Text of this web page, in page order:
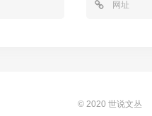
© 2020 世说文丛